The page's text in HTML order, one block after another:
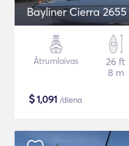
Bayliner Cierra 2655
Ātrumlaivas
26 ft
8 m
$1,091 /diena